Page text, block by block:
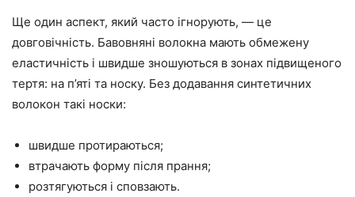
Ще один аспект, який часто ігнорують, — це
довговічність. Бавовняні волокна мають обмежену
еластичність і швидше зношуються в зонах підвищеного
тертя: на п’яті та носку. Без додавання синтетичних
волокон такі носки:
швидше протираються;
втрачають форму після прання;
розтягуються і сповзають.